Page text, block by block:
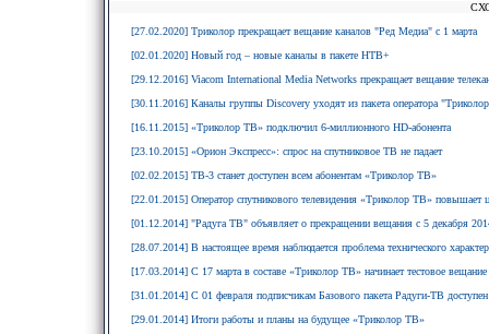
[27.02.2020] Триколор прекращает вещание каналов "Ред Медиа" с 1 марта
[02.01.2020] Новый год – новые каналы в пакете НТВ+
[29.12.2016] Viacom International Media Networks прекращает вещание
[30.11.2016] Каналы группы Discovery уходят из пакета оператора
[16.11.2015] «Триколор ТВ» подключил 6-миллионного HD-абонента
[23.10.2015] «Орион Экспресс»: спрос на спутниковое ТВ не падает
[02.02.2015] ТВ-3 станет доступен всем абонентам «Триколор ТВ»
[22.01.2015] Оператор спутникового телевидения «Триколор ТВ» повышает
[01.12.2014] "Радуга ТВ" объявляет о прекращении вещания с 5 декабря
[28.07.2014] В настоящее время наблюдается проблема технического
[17.03.2014] С 17 марта в составе «Триколор ТВ» начинает тестовое
[31.01.2014] С 01 февраля подписчикам Базового пакета Радуги-ТВ
[29.01.2014] Итоги работы и планы на будущее «Триколор ТВ»